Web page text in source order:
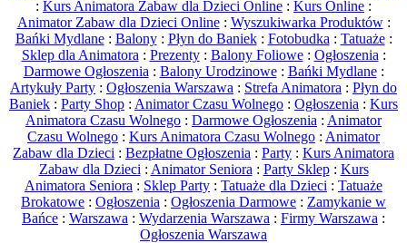
: Kurs Animatora Zabaw dla Dzieci Online : Kurs Online :
Animator Zabaw dla Dzieci Online: Wyszukiwarka Produktów:
Bańki Mydlane: Balony: Płyn do Baniek: Fotobudka : Tatuaże:
Sklep dla Animatora : Prezenty: Balony Foliowe: Ogłoszenia :
Darmowe Ogłoszenia : Balony Urodzinowe: Bańki Mydlane:
Artykuły Party : Ogłoszenia Warszawa : Strefa Animatora : Płyn do
Baniek : Party Shop : Animator Czasu Wolnego : Ogłoszenia : Kurs
Animatora Czasu Wolnego : Darmowe Ogłoszenia : Animator
Czasu Wolnego : Kurs Animatora Czasu Wolnego : Animator
Zabaw dla Dzieci : Bezpłatne Ogłoszenia : Party : Kurs Animatora
Zabaw dla Dzieci : Animator Seniora : Party Sklep: Kurs
Animatora Seniora : Sklep Party : Tatuaże dla Dzieci : Tatuaże
Brokatowe : Ogłoszenia : Ogłoszenia Darmowe : Zamykanie w
Bańce : Warszawa : Wydarzenia Warszawa : Firmy Warszawa :
Ogłoszenia Warszawa